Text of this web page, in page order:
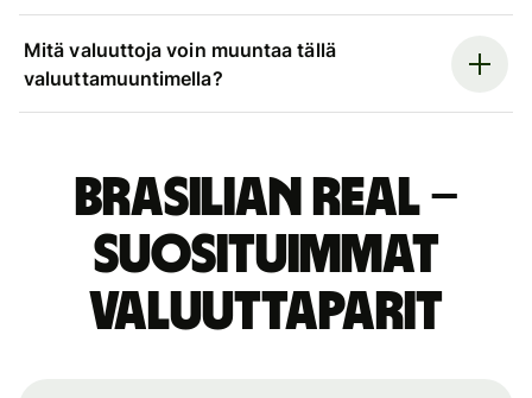
Mitä valuuttoja voin muuntaa tällä
valuuttamuuntimella?
Brasilian real –
suosituimmat
valuuttaparit